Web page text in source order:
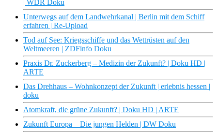
| WDR Doku
Unterwegs auf dem Landwehrkanal | Berlin mit dem Schiff
erfahren | Re-Upload
Tod auf See: Kriegsschiffe und das Wettrüsten auf den
Weltmeeren | ZDFinfo Doku
Praxis Dr. Zuckerberg – Medizin der Zukunft? | Doku HD |
ARTE
Das Drehhaus – Wohnkonzept der Zukunft | erlebnis hessen |
doku
Atomkraft, die grüne Zukunft? | Doku HD | ARTE
Zukunft Europa – Die jungen Helden | DW Doku